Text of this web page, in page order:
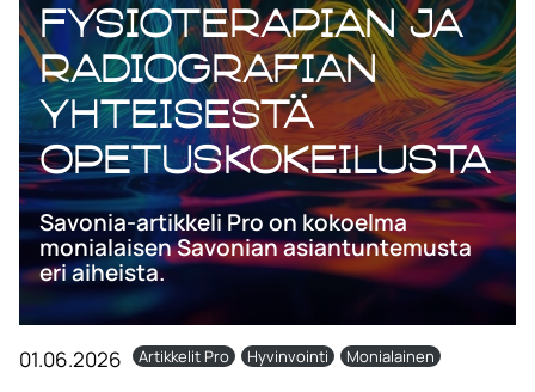
fysioterapian ja
radiografian
yhteisestä
opetuskokeilusta
Savonia-artikkeli Pro on kokoelma
monialaisen Savonian asiantuntemusta
eri aiheista.
01.06.2026 Artikkelit Pro Hyvinvointi Monialainen